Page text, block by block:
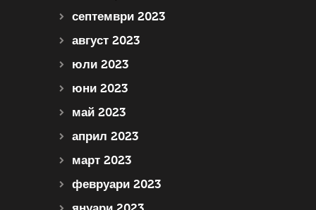
септември 2023
август 2023
юли 2023
юни 2023
май 2023
април 2023
март 2023
февруари 2023